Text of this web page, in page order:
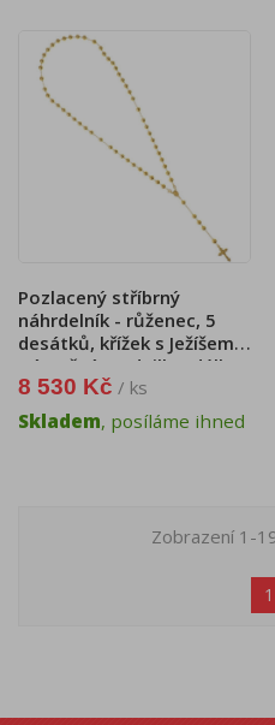
Pozlacený stříbrný
náhrdelník - růženec, 5
desátků, křížek s Ježíšem,
Zázračná medailka, délka
75 cm
8 530 Kč / ks
Skladem, posíláme ihned
Zobrazení 1-
1